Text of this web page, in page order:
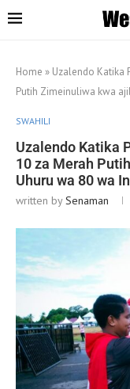
Home » Uzalendo Katika
Putih Zimeinuliwa kwa
SWAHILI
Uzalendo Katika
10 za Merah
Uhuru wa 80 wa
written bySenaman